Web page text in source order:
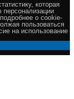
которая
о cookie-
пользоваться
на использование